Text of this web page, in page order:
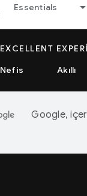
Essentials
EXCELLENT
Nefis Akıllı
Google,